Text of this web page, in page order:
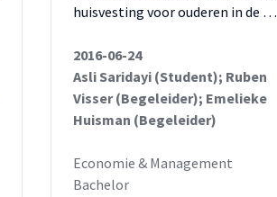
huisvesting voor ouderen in de …
2016-06-24
Asli Saridayi (Student); Ruben
Visser (Begeleider); Emelieke
Huisman (Begeleider)
Economie & Management
Bachelor